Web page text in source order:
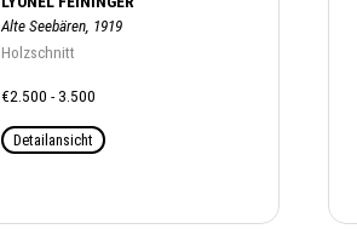
Alte Seebären, 1919
Holzschnitt
€2.500 - 3.500
Detailansicht